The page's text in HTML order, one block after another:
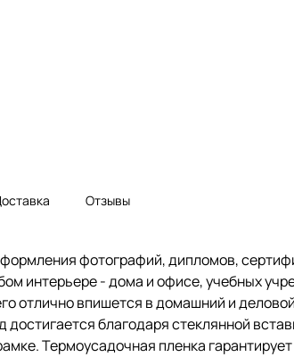
Отзывы
фотографий, дипломов,
интерьере - дома и офисе, учебных
отлично впишется в домашний и
достигается благодаря стеклянной
Термоусадочная пленка